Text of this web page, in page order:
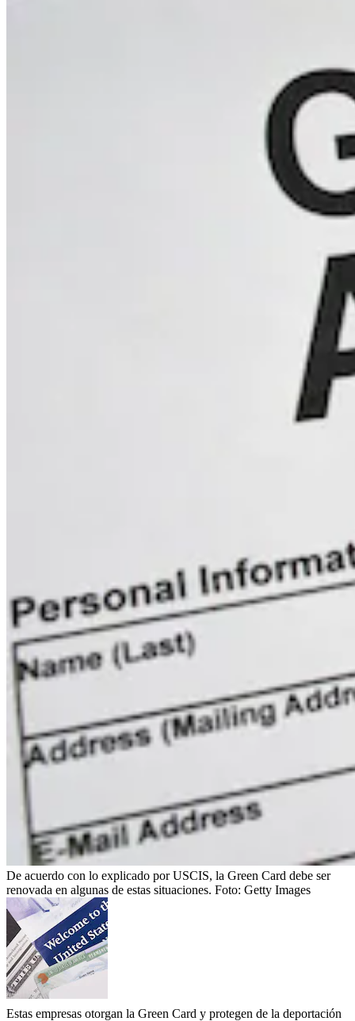
De acuerdo con lo explicado por USCIS, la Green Card debe ser
renovada en algunas de estas situaciones. Foto: Getty Images
Estas empresas otorgan la Green Card y protegen de la deportación